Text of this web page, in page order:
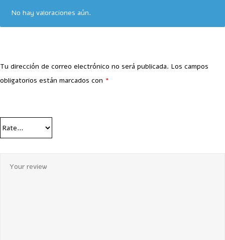
No hay valoraciones aún.
Tu dirección de correo electrónico no será publicada. Los campos
obligatorios están marcados con *